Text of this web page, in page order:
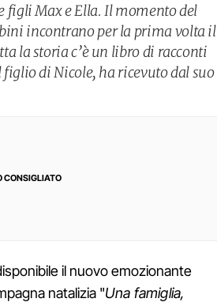
figli Max e Ella. Il momento del
incontrano per la prima volta il
la storia c’è un libro di racconti
di Nicole, ha ricevuto dal suo
CONSIGLIATO
il nuovo emozionante
natalizia "Una famiglia,